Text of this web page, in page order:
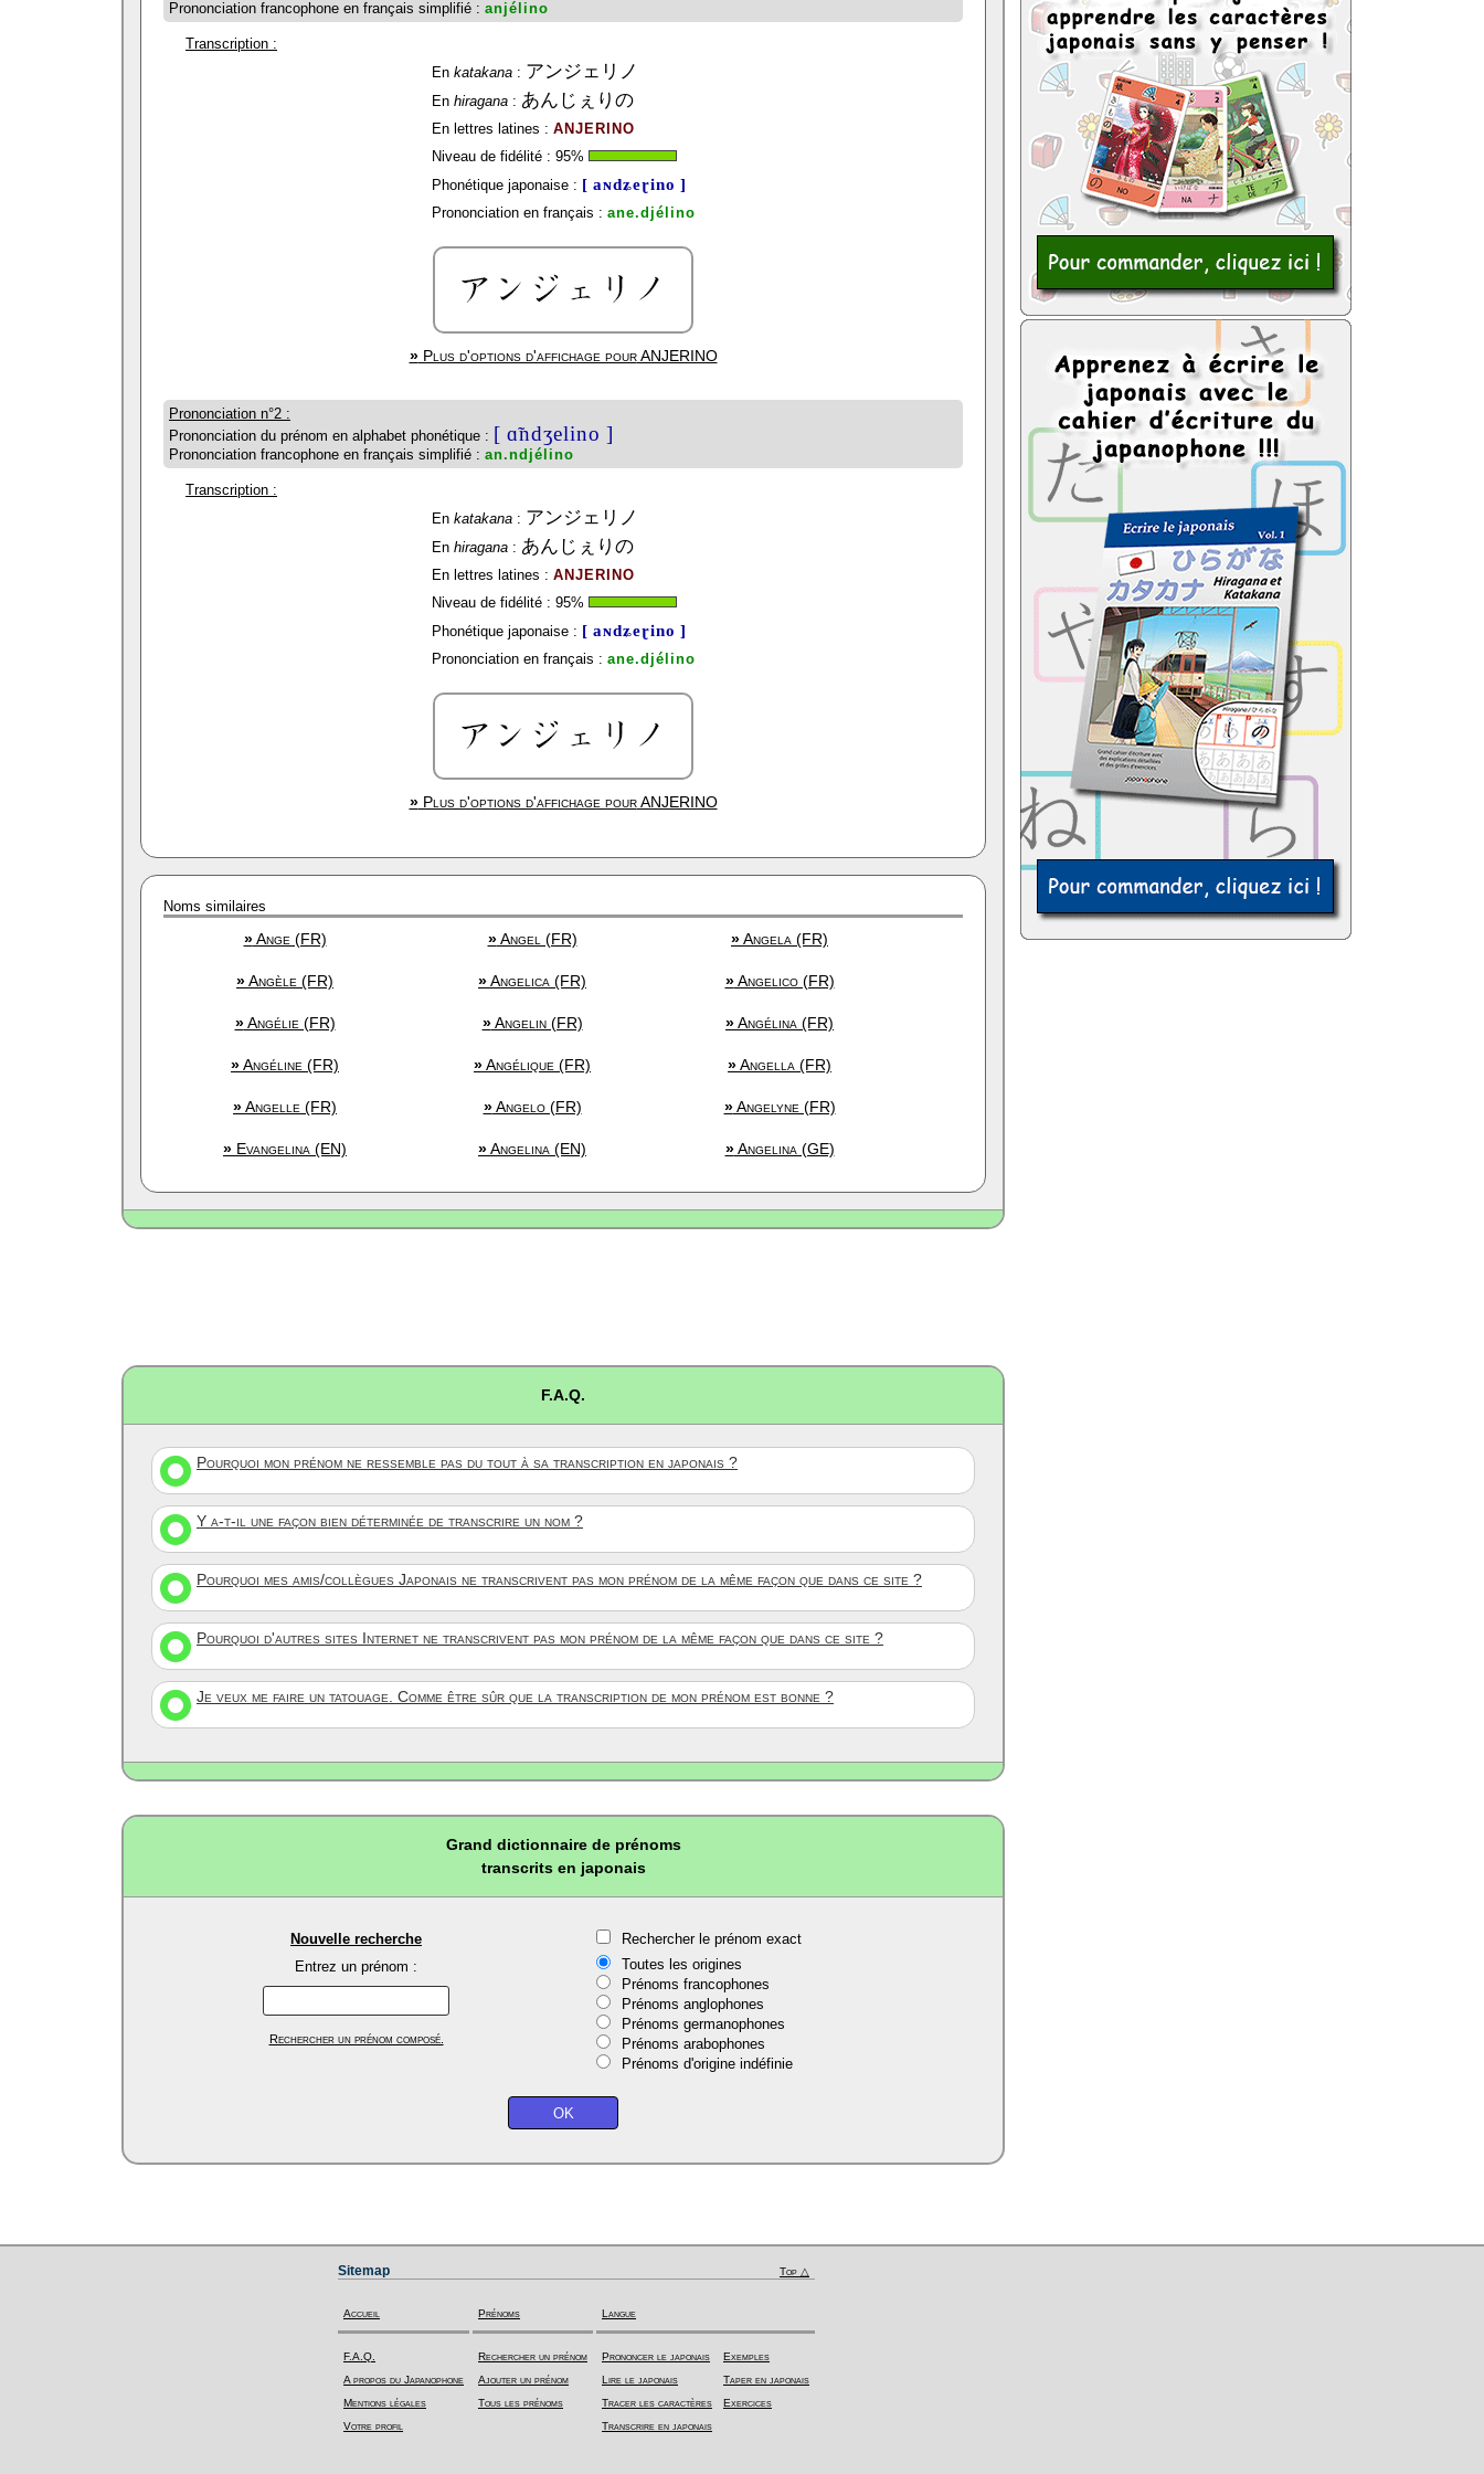
Prononciation francophone en français simplifié : anjélino
Transcription :
En katakana: アンジェリノ
En hiragana: あんじぇりの
En lettres latines : ANJERINO
Niveau de fidélité : 95%
Phonétique japonaise : [ aɴdʑeɽino ]
Prononciation en français : ane.djélino
»Plus d'options d'affichage pourANJERINO
Prononciation n°2 :
Prononciation du prénom en alphabet phonétique : [ ɑ̃ndʒelino ]
Prononciation francophone en français simplifié : an.ndjélino
Transcription :
En katakana: アンジェリノ
En hiragana: あんじぇりの
En lettres latines : ANJERINO
Niveau de fidélité : 95%
Phonétique japonaise : [ aɴdʑeɽino ]
Prononciation en français : ane.djélino
»Plus d'options d'affichage pourANJERINO
Noms similaires
»Ange (FR) »Angel (FR) »Angela (FR)
»Angèle (FR) »Angelica (FR) »Angelico (FR)
»Angélie (FR) »Angelin (FR) »Angélina (FR)
»Angéline (FR) »Angélique (FR) »Angella (FR)
»Angelle (FR) »Angelo (FR) »Angelyne (FR)
» Evangelina (EN) »Angelina (EN) »Angelina (GE)
F.A.Q.
Pourquoi mon prénom ne ressemble pas du tout à sa transcription en japonais ?
Y a-t-il une façon bien déterminée de transcrire un nom ?
Pourquoi mes amis/collègues Japonais ne transcrivent pas mon prénom de la même façon que dans ce site ?
Pourquoi d'autres sites Internet ne transcrivent pas mon prénom de la même façon que dans ce site ?
Je veux me faire un tatouage. Comme être sûr que la transcription de mon prénom est bonne ?
Grand dictionnaire de prénoms
transcrits en japonais
Nouvelle recherche
Entrez un prénom :
Rechercher un prénom composé.
Rechercher le prénom exact
Toutes les origines
Prénoms francophones
Prénoms anglophones
Prénoms germanophones
Prénoms arabophones
Prénoms d'origine indéfinie
Sitemap Top △
Accueil
F.A.Q.
A propos du Japanophone
Mentions légales
Votre profil
Prénoms
Rechercher un prénom
Ajouter un prénom
Tous les prénoms
Langue
Prononcer le japonais
Lire le japonais
Tracer les caractères
Transcrire en japonais
Exemples
Taper en japonais
Exercices